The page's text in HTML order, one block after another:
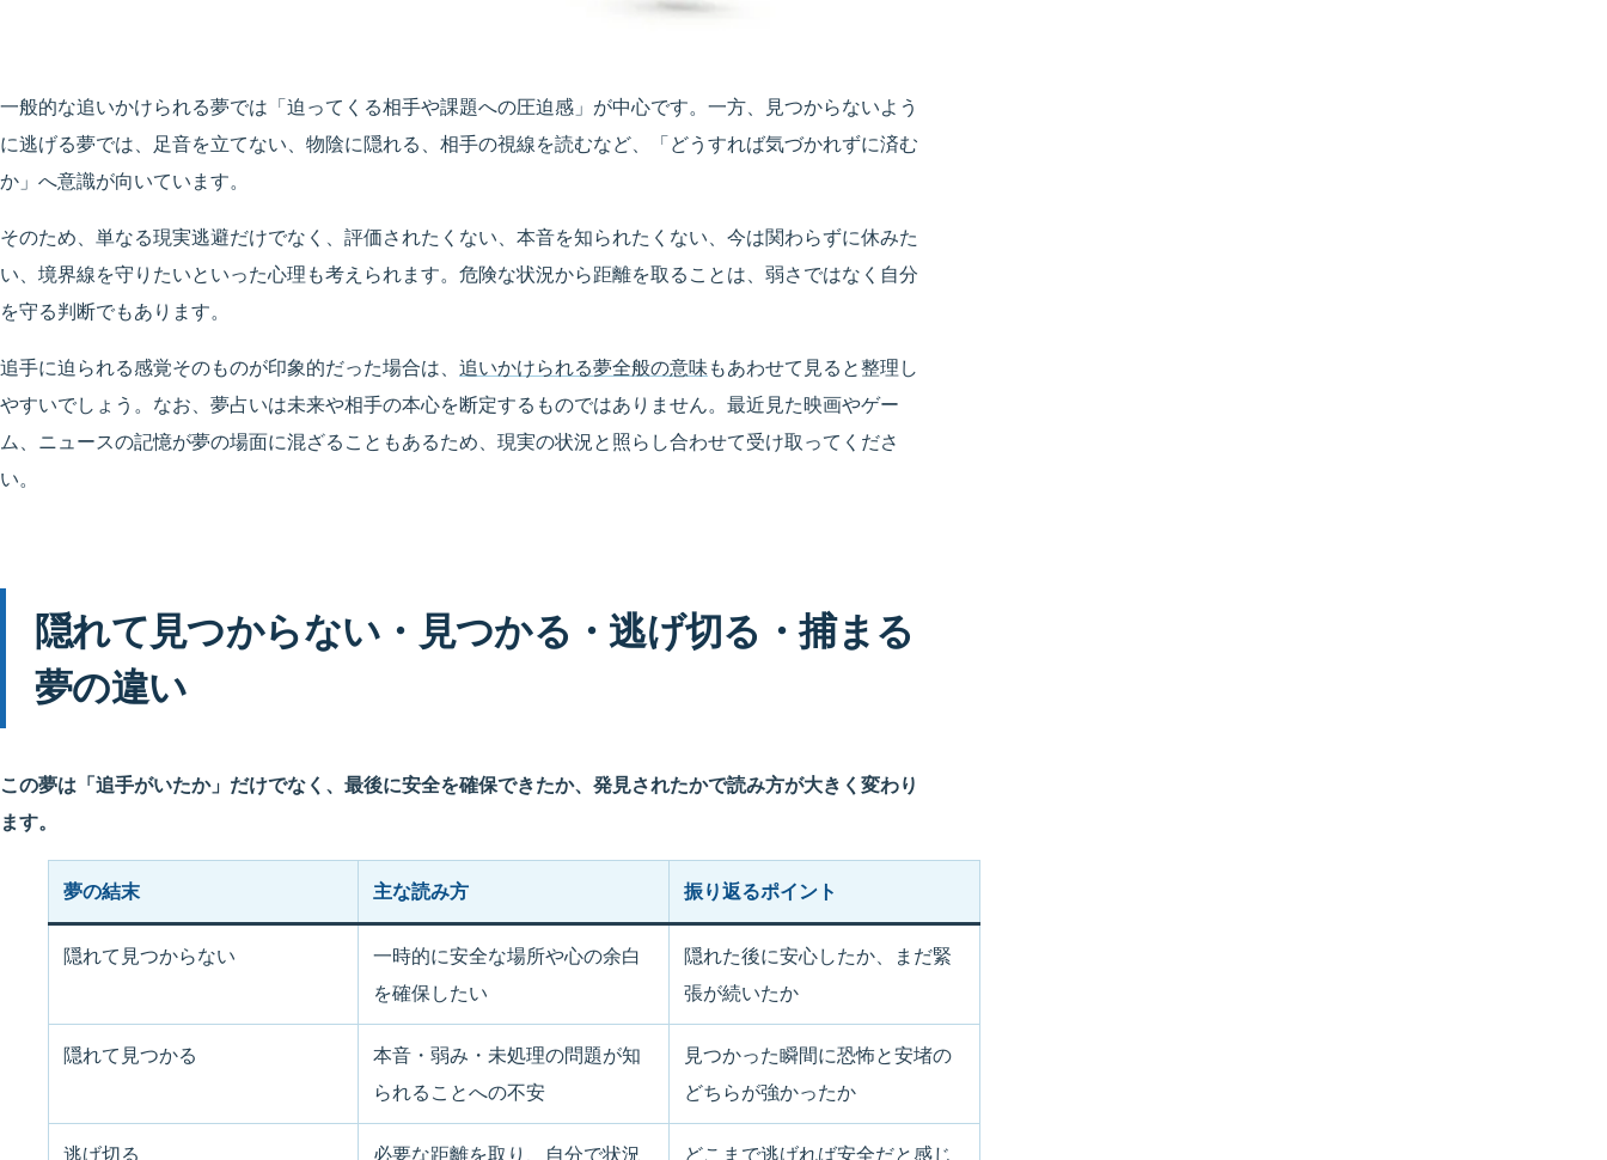
一般的な追いかけられる夢では「迫ってくる相手や課題への圧迫感」が中心です。一方、見つからないよう
に逃げる夢では、足音を立てない、物陰に隠れる、相手の視線を読むなど、「どうすれば気づかれずに済む
か」へ意識が向いています。
そのため、単なる現実逃避だけでなく、評価されたくない、本音を知られたくない、今は関わらずに休みた
い、境界線を守りたいといった心理も考えられます。危険な状況から距離を取ることは、弱さではなく自分
を守る判断でもあります。
追手に迫られる感覚そのものが印象的だった場合は、 追いかけられる夢全般の意味 もあわせて見ると整理し
やすいでしょう。なお、夢占いは未来や相手の本心を断定するものではありません。最近見た映画やゲー
ム、ニュースの記憶が夢の場面に混ざることもあるため、現実の状況と照らし合わせて受け取ってくださ
い。
隠れて見つからない・見つかる・逃げ切る・捕まる
夢の違い
この夢は「追手がいたか」だけでなく、最後に安全を確保できたか、発見されたかで読み方が大きく変わり
ます。
夢の結末 主な読み方 振り返るポイント
隠れて見つからない
一時的に安全な場所や心の余白
を確保したい
隠れた後に安心したか、まだ緊
張が続いたか
隠れて見つかる
本音・弱み・未処理の問題が知
られることへの不安
見つかった瞬間に恐怖と安堵の
どちらが強かったか
逃げ切る 必要な距離を取り、自分で状況 どこまで逃げれば安全だと感じ